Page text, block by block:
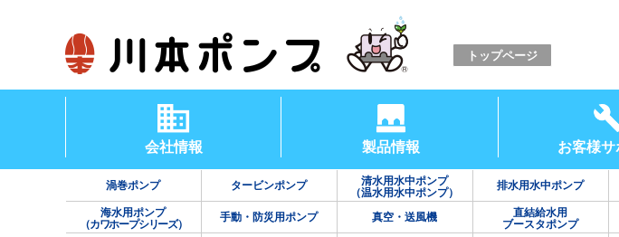
トップページ
会社情報 製品情報 お客様サ
渦巻ポンプ タービンポンプ
清水用水中ポンプ
（温水用水中ポンプ）
排水用水中ポンプ
海水用ポンプ
（カワホープシリーズ）
手動・防災用ポンプ 真空・送風機
直結給水用
ブースタポンプ